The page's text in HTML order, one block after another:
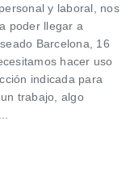
y laboral, nos
poder llegar a
Barcelona, 16
hacer uso
indicada para
trabajo, algo